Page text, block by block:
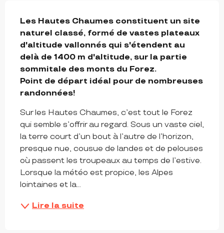
Les Hautes Chaumes constituent un site
naturel classé, formé de vastes plateaux
d'altitude vallonnés qui s'étendent au
delà de 1400 m d'altitude, sur la partie
sommitale des monts du Forez.
Point de départ idéal pour de nombreuses
randonnées!
Sur les Hautes Chaumes, c’est tout le Forez
qui semble s’offrir au regard. Sous un vaste ciel,
la terre court d’un bout à l’autre de l’horizon,
presque nue, cousue de landes et de pelouses
où passent les troupeaux au temps de l’estive.
Lorsque la météo est propice, les Alpes
lointaines et la...
Lire la suite